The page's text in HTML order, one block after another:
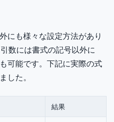
にも様々な設定方法があり
数には書式の記号以外に
可能です。下記に実際の式
した。
結果